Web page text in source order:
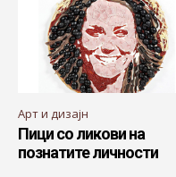
Арт и дизајн
Пици со ликови на
познатите личности